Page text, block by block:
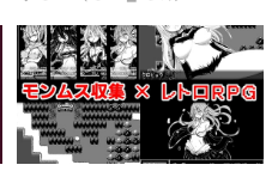
でついでにまとめてみました。